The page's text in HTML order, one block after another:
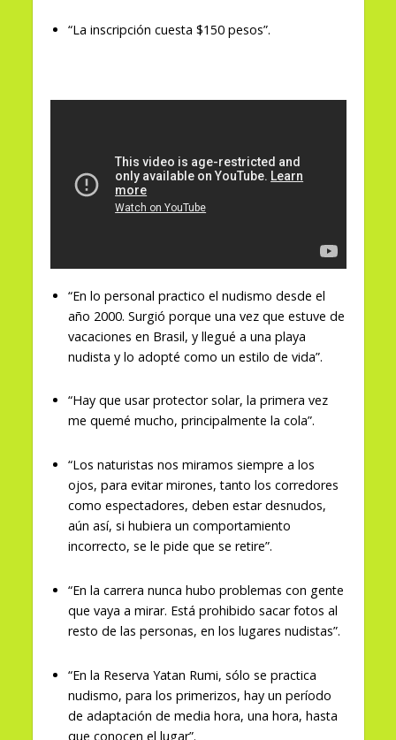
“La inscripción cuesta $150 pesos”.
“En lo personal practico el nudismo desde el
año 2000. Surgió porque una vez que estuve de
vacaciones en Brasil, y llegué a una playa
nudista y lo adopté como un estilo de vida”.
“Hay que usar protector solar, la primera vez
me quemé mucho, principalmente la cola”.
“Los naturistas nos miramos siempre a los
ojos, para evitar mirones, tanto los corredores
como espectadores, deben estar desnudos,
aún así, si hubiera un comportamiento
incorrecto, se le pide que se retire”.
“En la carrera nunca hubo problemas con gente
que vaya a mirar. Está prohibido sacar fotos al
resto de las personas, en los lugares nudistas”.
“En la Reserva Yatan Rumi, sólo se practica
nudismo, para los primerizos, hay un período
de adaptación de media hora, una hora, hasta
que conocen el lugar”.